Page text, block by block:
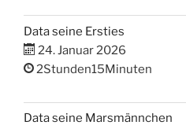
Data seine Ersties
24. Januar 2026
2Stunden15Minuten
Data seine Marsmännchen